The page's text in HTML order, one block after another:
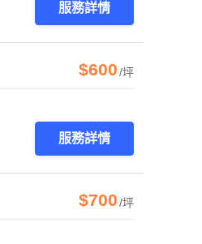
服務詳情
$600/坪
服務詳情
$700/坪